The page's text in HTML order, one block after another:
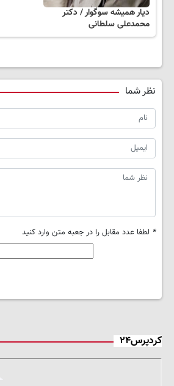
دیار همیشه سوگوار / دکتر
محمدعلی سلطانی
نظر شما
* لطفا عدد مقابل را در جعبه متن وارد کنید
کردپرس۲۴